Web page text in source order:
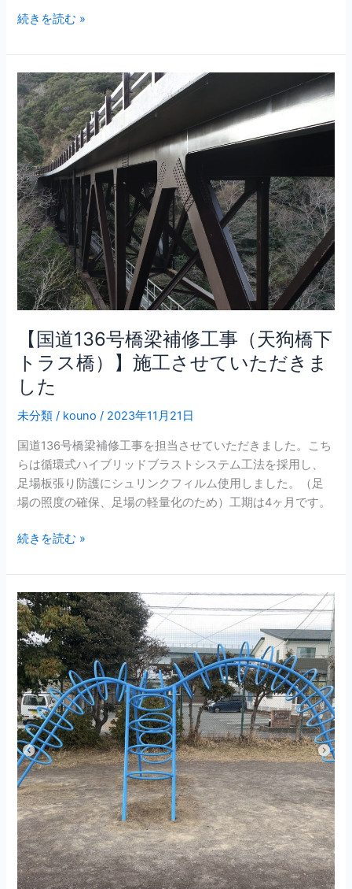
せ
い
た
だ
い
て
お
り
ま
す。
続きを読む »
【国道136号橋梁補修工事（天狗橋下
トラス橋）】施工させていただきま
した
未分類 / kouno/ 2023年11月21日
国道136号橋梁補修工事を担当させていただきました。こち
らは循環式ハイブリッドブラストシステム工法を採用し、
足場板張り防護にシュリンクフィルム使用しました。（足
場の照度の確保、足場の軽量化のため）工期は4ヶ月です。
【国
道
136
号
橋
梁
補
修
工
事
（天
狗
橋
ラ
ス
施
工
さ
せ
て
た
き
ま
し
た
続きを読む »
株
式
会
社
コ
ウ
ノ
で
は
地
域
貢
献
活
動
を